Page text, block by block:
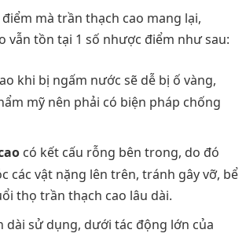
mà trần thạch cao mang lại,
vẫn tồn tại 1 số nhược điểm như sau:
khi bị ngấm nước sẽ dễ bị ố vàng,
mỹ nên phải có biện pháp chống
có kết cấu rỗng bên trong, do đó
các vật nặng lên trên, tránh gây vỡ, bể
thọ trần thạch cao lâu dài.
dài sử dụng, dưới tác động lớn của